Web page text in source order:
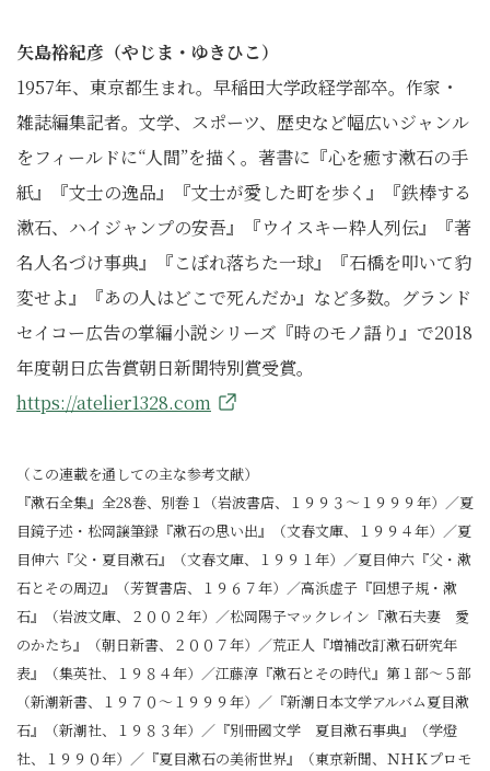
矢島裕紀彦（やじま・ゆきひこ）
1957年、東京都生まれ。早稲田大学政経学部卒。作家・
雑誌編集記者。文学、スポーツ、歴史など幅広いジャンル
をフィールドに“人間”を描く。著書に『心を癒す漱石の手
紙』『文士の逸品』『文士が愛した町を歩く』『鉄棒する
漱石、ハイジャンプの安吾』『ウイスキー粋人列伝』『著
名人名づけ事典』『こぼれ落ちた一球』『石橋を叩いて豹
変せよ』『あの人はどこで死んだか』など多数。グランド
セイコー広告の掌編小説シリーズ『時のモノ語り』で2018
年度朝日広告賞朝日新聞特別賞受賞。
https://atelier1328.com
（この連載を通しての主な参考文献）
『漱石全集』全28巻、別巻１（岩波書店、１９９３～１９９９年）／夏
目鏡子述・松岡譲筆録『漱石の思い出』（文春文庫、１９９４年）／夏
目伸六『父・夏目漱石』（文春文庫、１９９１年）／夏目伸六『父・漱
石とその周辺』（芳賀書店、１９６７年）／高浜虚子『回想子規・漱
石』（岩波文庫、２００２年）／松岡陽子マックレイン『漱石夫妻 愛
のかたち』（朝日新書、２００７年）／荒正人『増補改訂漱石研究年
表』（集英社、１９８４年）／江藤淳『漱石とその時代』第１部～５部
（新潮新書、１９７０～１９９９年）／『新潮日本文学アルバム夏目漱
石』（新潮社、１９８３年）／『別冊國文学 夏目漱石事典』（学燈
社、１９９０年）／『夏目漱石の美術世界』（東京新聞、ＮＨＫプロモ